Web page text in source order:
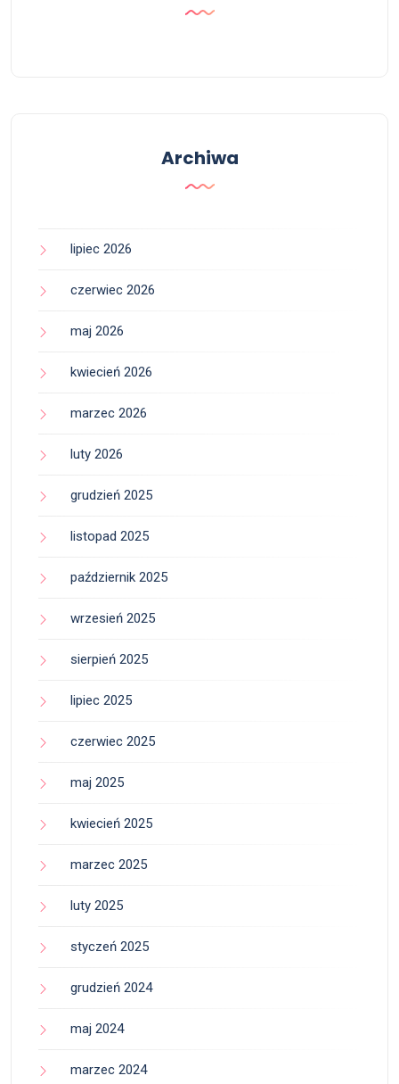
Archiwa
lipiec 2026
czerwiec 2026
maj 2026
kwiecień 2026
marzec 2026
luty 2026
grudzień 2025
listopad 2025
październik 2025
wrzesień 2025
sierpień 2025
lipiec 2025
czerwiec 2025
maj 2025
kwiecień 2025
marzec 2025
luty 2025
styczeń 2025
grudzień 2024
maj 2024
marzec 2024